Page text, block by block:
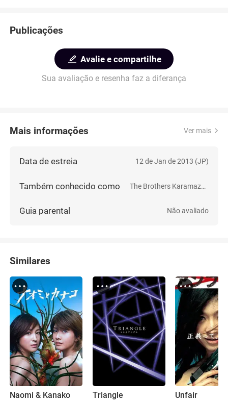
Publicações
Avalie e compartilhe
Sua avaliação e resenha faz a diferança
Mais informações Ver mais
Data de estreia 12 de Jan de 2013 (JP)
Também conhecido como The Brothers Karamazov
Guia parental Não avaliado
Similares
Naomi & Kanako Triangle Unfair